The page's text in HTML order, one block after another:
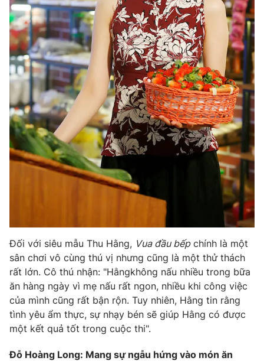
Đối với siêu mẫu Thu Hằng, Vua đầu bếpchính là một
sân chơi vô cùng thú vị nhưng cũng là một thử thách
rất lớn. Cô thú nhận: "Hằngkhông nấu nhiều trong bữa
ăn hàng ngày vì mẹ nấu rất ngon, nhiều khi công việc
của mình cũng rất bận rộn. Tuy nhiên, Hằng tin rằng
tình yêu ẩm thực, sự nhạy bén sẽ giúp Hằng có được
một kết quả tốt trong cuộc thi".
Đỗ Hoàng Long: Mang sự ngẫu hứng vào món ăn